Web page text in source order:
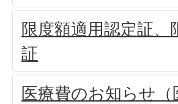
限度額適用認定証、
証
医療費のお知らせ（